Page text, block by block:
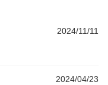
2024/11/11
2024/04/23